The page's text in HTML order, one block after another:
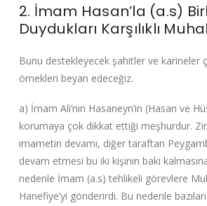
2. İmam Hasan’la (a.s)
Duydukları Karşılıklı
Bunu destekleyecek şahitler ve karineler
örnekleri beyan edeceğiz.
a) İmam Ali’nin Hasaneyn’in (Hasan ve
korumaya çok dikkat ettiği meşhurdur.
imametin devamı, diğer taraftan
devam etmesi bu iki kişinin baki
nedenle İmam (a.s) tehlikeli görevlere
Hanefiye’yi gönderirdi. Bu nedenle